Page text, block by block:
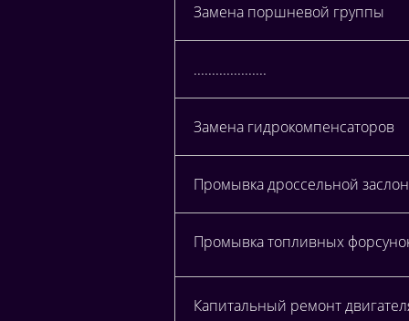
Замена поршневой группы
....................
Замена гидрокомпенсаторов
Промывка дроссельной
Промывка топливных
Капитальный ремонт